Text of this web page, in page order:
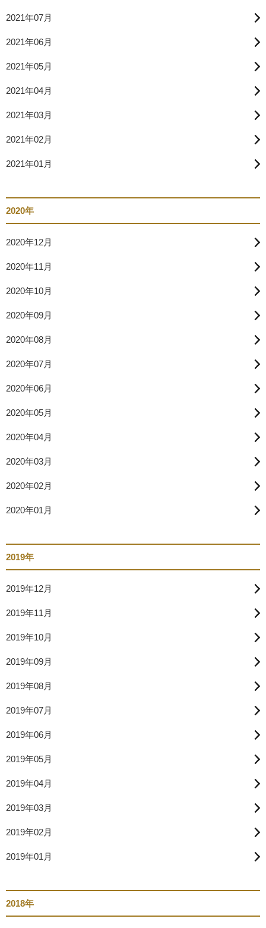
2021年07月
2021年06月
2021年05月
2021年04月
2021年03月
2021年02月
2021年01月
2020年
2020年12月
2020年11月
2020年10月
2020年09月
2020年08月
2020年07月
2020年06月
2020年05月
2020年04月
2020年03月
2020年02月
2020年01月
2019年
2019年12月
2019年11月
2019年10月
2019年09月
2019年08月
2019年07月
2019年06月
2019年05月
2019年04月
2019年03月
2019年02月
2019年01月
2018年